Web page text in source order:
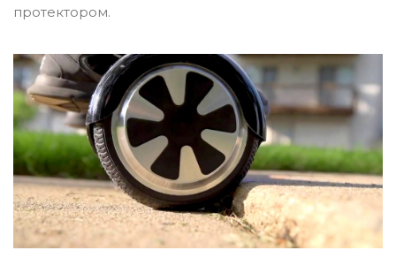
протектором.